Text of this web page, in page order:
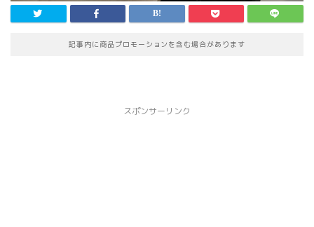
記事内に商品プロモーションを含む場合があります
スポンサーリンク